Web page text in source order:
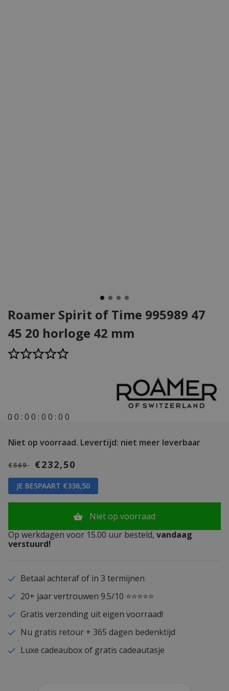
Roamer Spirit of Time 995989 47
45 20 horloge 42 mm
0 0 : 0 0 : 0 0 : 0 0
Niet op voorraad. Levertijd: niet meer leverbaar
€569 €232,50
JE BESPAART €336,50
Niet op voorraad
Op werkdagen voor 15.00 uur besteld, vandaag
verstuurd!
Betaal achteraf of in 3 termijnen
20+ jaar vertrouwen 9.5/10 ⭐⭐⭐⭐⭐
Gratis verzending uit eigen voorraad!
Nu gratis retour + 365 dagen bedenktijd
Luxe cadeaubox of gratis cadeautasje